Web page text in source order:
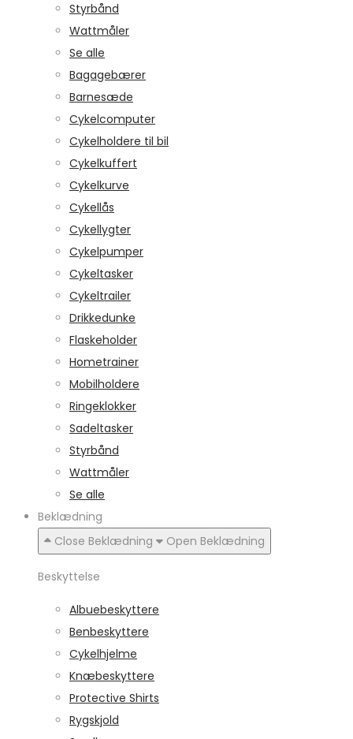
Styrbånd
Wattmåler
Se alle
Bagagebærer
Barnesæde
Cykelcomputer
Cykelholdere til bil
Cykelkuffert
Cykelkurve
Cykellås
Cykellygter
Cykelpumper
Cykeltasker
Cykeltrailer
Drikkedunke
Flaskeholder
Hometrainer
Mobilholdere
Ringeklokker
Sadeltasker
Styrbånd
Wattmåler
Se alle
Beklædning
Close Beklædning
Open Beklædning
Beskyttelse
Albuebeskyttere
Benbeskyttere
Cykelhjelme
Knæbeskyttere
Protective Shirts
Rygskjold